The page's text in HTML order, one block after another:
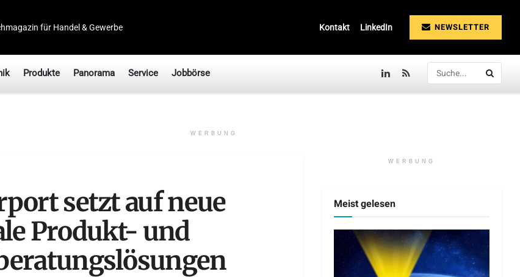
für Handel & Gewerbe Kontakt LinkedIn NEWSLETTER
Produkte Panorama Service Jobbörse
WERBUNG
setzt auf neue
Produkt- und
WERBUNG
Meist gelesen